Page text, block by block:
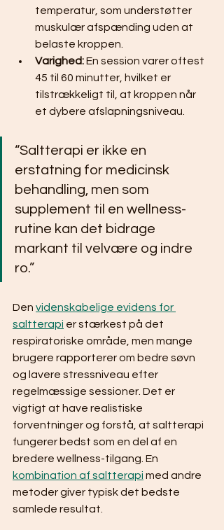
temperatur, som understøtter
muskulær afspænding uden at
belaste kroppen.
Varighed: En session varer oftest
45 til 60 minutter, hvilket er
tilstrækkeligt til, at kroppen når
et dybere afslapningsniveau.
“Saltterapi er ikke en
erstatning for medicinsk
behandling, men som
supplement til en wellness-
rutine kan det bidrage
markant til velvære og indre
ro.”
Den videnskabelige evidens for
saltterapi er stærkest på det
respiratoriske område, men mange
brugere rapporterer om bedre søvn
og lavere stressniveau efter
regelmæssige sessioner. Det er
vigtigt at have realistiske
forventninger og forstå, at saltterapi
fungerer bedst som en del af en
bredere wellness-tilgang. En
kombination af saltterapi med andre
metoder giver typisk det bedste
samlede resultat.